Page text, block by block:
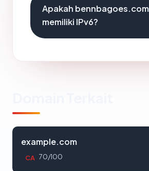
Apakah bennbagoes.com
memiliki IPv6?
example.com
CA 70/100